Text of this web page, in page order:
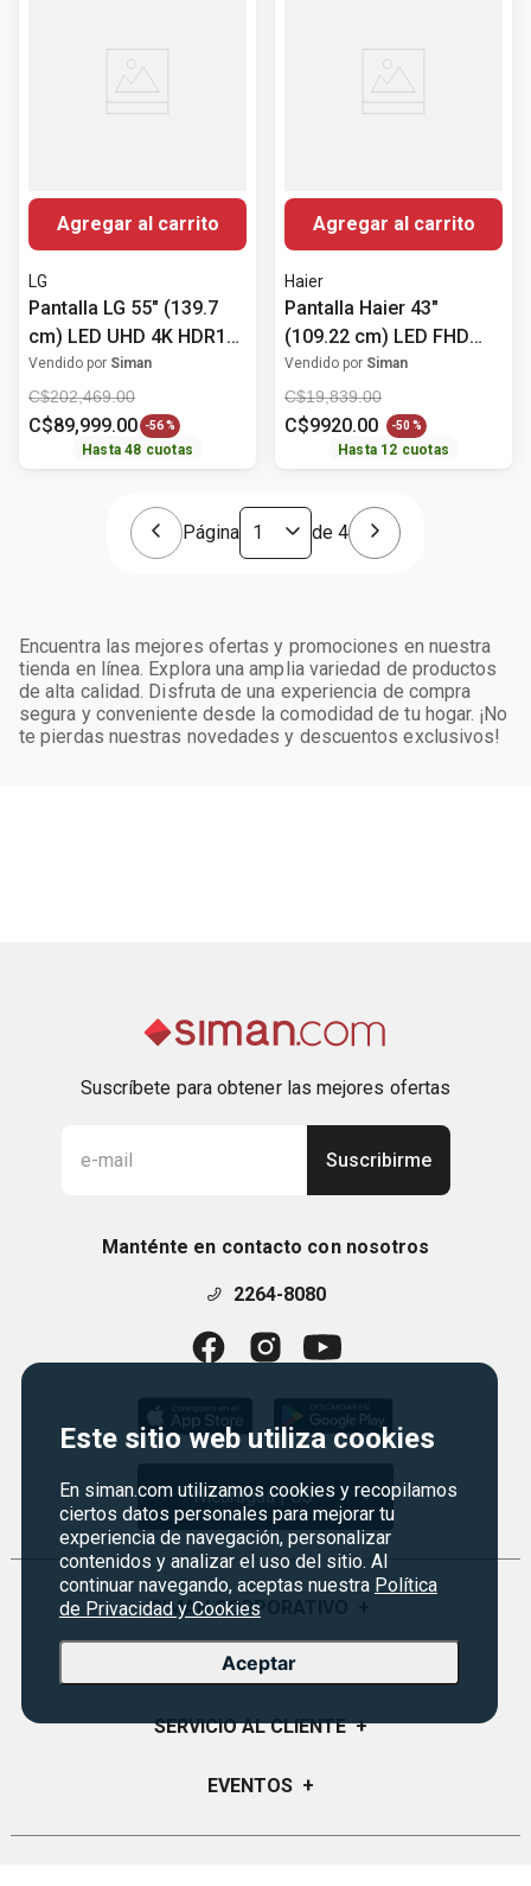
Este sitio web utiliza cookies
En siman.com utilizamos cookies y recopilamos
ciertos datos personales para mejorar tu
experiencia de navegación, personalizar
contenidos y analizar el uso del sitio. Al
continuar navegando, aceptas nuestra Política
de Privacidad y Cookies
Aceptar
Agregar al carrito
LG
Pantalla LG 55" (139.7
cm) LED UHD 4K HDR10
55CT5WJ
Vendido por Siman
C$202,469.00
C$89,999.00 -56 %
Hasta48 cuotas
Agregar al carrito
Haier
Pantalla Haier 43"
(109.22 cm) LED FHD
H43K6FG
Vendido por Siman
C$19,839.00
C$9920.00 -50 %
Hasta 12 cuotas
Página de 4
Encuentra las mejores ofertas y promociones en nuestra
tienda en línea. Explora una amplia variedad de productos
de alta calidad. Disfruta de una experiencia de compra
segura y conveniente desde la comodidad de tu hogar. ¡No
te pierdas nuestras novedades y descuentos exclusivos!
Suscríbete para obtener las mejores ofertas
Suscribirme
Manténte en contacto con nosotros
2264-8080
Nicaragua | C$
SIMAN CORPORATIVO
Quiénes Somos
Sucursales
PROGRAMAS
Monedero
Credisiman
SERVICIO AL CLIENTE +
Preguntas Frecuentes
EVENTOS +
Fiesta del fútbol